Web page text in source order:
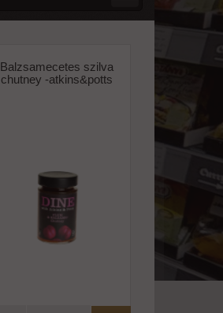
Balzsamecetes szilva
chutney -atkins&potts